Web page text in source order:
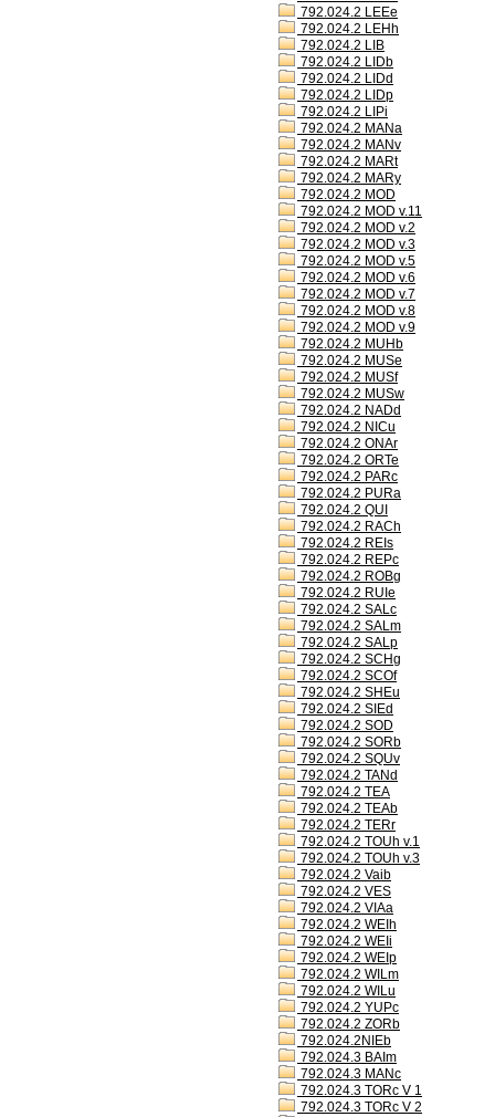
792.024.2 LEEe
792.024.2 LEHh
792.024.2 LIB
792.024.2 LIDb
792.024.2 LIDd
792.024.2 LIDp
792.024.2 LIPi
792.024.2 MANa
792.024.2 MANv
792.024.2 MARt
792.024.2 MARy
792.024.2 MOD
792.024.2 MOD v.11
792.024.2 MOD v.2
792.024.2 MOD v.3
792.024.2 MOD v.5
792.024.2 MOD v.6
792.024.2 MOD v.7
792.024.2 MOD v.8
792.024.2 MOD v.9
792.024.2 MUHb
792.024.2 MUSe
792.024.2 MUSf
792.024.2 MUSw
792.024.2 NADd
792.024.2 NICu
792.024.2 ONAr
792.024.2 ORTe
792.024.2 PARc
792.024.2 PURa
792.024.2 QUI
792.024.2 RACh
792.024.2 REIs
792.024.2 REPc
792.024.2 ROBg
792.024.2 RUIe
792.024.2 SALc
792.024.2 SALm
792.024.2 SALp
792.024.2 SCHg
792.024.2 SCOf
792.024.2 SHEu
792.024.2 SIEd
792.024.2 SOD
792.024.2 SORb
792.024.2 SQUv
792.024.2 TANd
792.024.2 TEA
792.024.2 TEAb
792.024.2 TERr
792.024.2 TOUh v.1
792.024.2 TOUh v.3
792.024.2 Vaib
792.024.2 VES
792.024.2 VIAa
792.024.2 WEIh
792.024.2 WEIi
792.024.2 WEIp
792.024.2 WILm
792.024.2 WILu
792.024.2 YUPc
792.024.2 ZORb
792.024.2NIEb
792.024.3 BAIm
792.024.3 MANc
792.024.3 TORc V 1
792.024.3 TORc V 2